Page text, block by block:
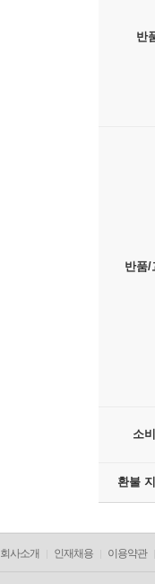
반
반품/
소
환불
회사소개 인재채용 이용약관